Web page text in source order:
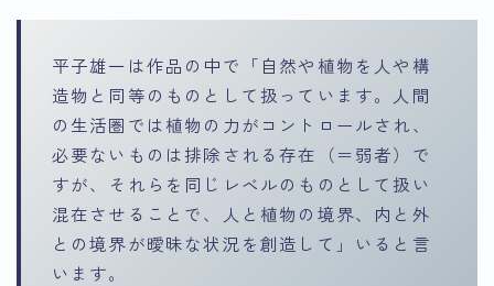
平子雄一は作品の中で「自然や植物を人や構
造物と同等のものとして扱っています。人間
の生活圏では植物の力がコントロールされ、
必要ないものは排除される存在（＝弱者）で
すが、それらを同じレベルのものとして扱い
混在させることで、人と植物の境界、内と外
との境界が曖昧な状況を創造して」いると言
います。